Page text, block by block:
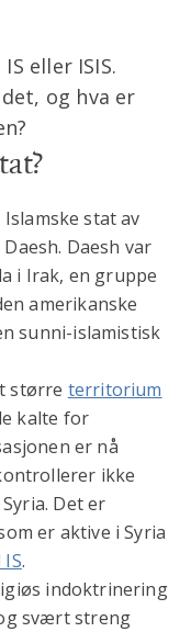
eller ISIS.
og hva er
Islamske stat av
Daesh. Daesh var
i Irak, en gruppe
amerikanske
sunni-islamistisk
større territorium
kalte for
er nå
ikke
Det er
er aktive i Syria
.
indoktrinering
svært streng